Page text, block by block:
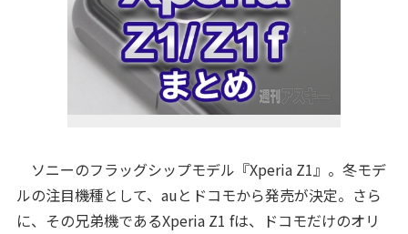
ソニーのフラッグシップモデル『Xperia Z1』。冬モデ
ルの注目機種として、auとドコモから発売が決定。さら
に、その兄弟機であるXperia Z1 fは、ドコモだけのオリ